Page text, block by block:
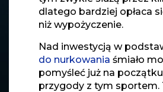
dlatego bardziej opłaca
niż wypożyczenie.
Nad inwestycją w
do nurkowania śmiało
pomyśleć już na
przygody z tym sportem.